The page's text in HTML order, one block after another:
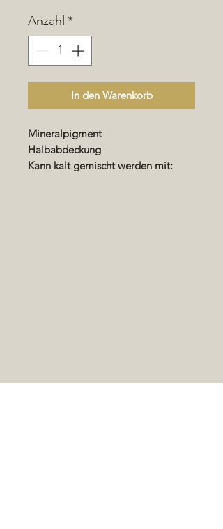
Anzahl *
In den Warenkorb
Mineralpigment
Halbabdeckung
Kann kalt gemischt werden mit: